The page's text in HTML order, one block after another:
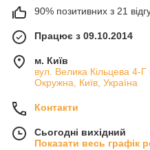
90% позитивних з 21
Працює з 09.10.2014
м. Київ
вул. Велика Кільцева 4-
Окружна, Київ, Україна
Контакти
Сьогодні вихідний
Показати весь графік